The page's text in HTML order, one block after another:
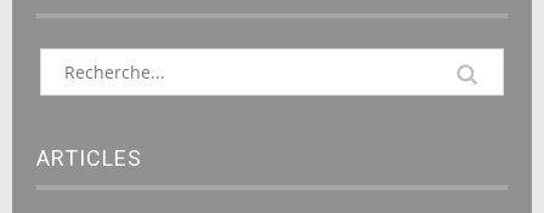
ARTICLES